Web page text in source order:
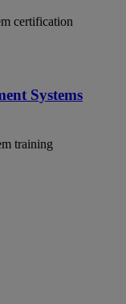
certification
Systems
training